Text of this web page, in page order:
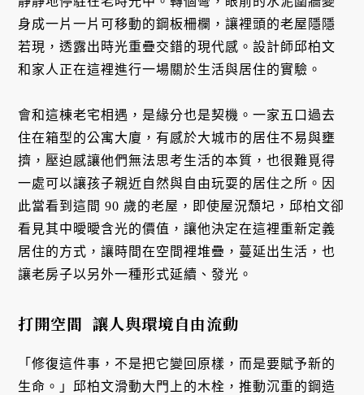
身成一片一片可移動的鋼板柵欄，讓裡頭的老屋隱隱
若現，透露出時光重疊交錯的現代感。設計師邱柏文
和家人正在這裡進行一場關於生活與居住的實驗。
會和這棟老宅相遇，是緣分也是契機。一家五口過去
住在箱型的公寓大廈，有感於大城市的居住不易與壅
擠，壓迫感讓他們無法思考生活的本質，也很難覓得
一處可以讓孩子親近自然與自由玩耍的居住之所。因
此當看到這間 90 歲的老屋，即使屋況頹圮，邱柏文卻
看見其中曖曖含光的價值，讓他決定在這裡重新定義
居住的方式，讓時間在空間裡堆疊，蔓延出生活，也
讓老房子以另外一種形式延續、發光。
打開空間 讓人與環境自由流動
「修復這件事，不是把它變回原樣，而是要賦予新的
生命。」邱柏文滑動大門上的木栓，推動沉重的鋼造